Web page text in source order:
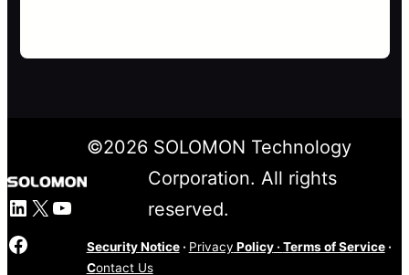
LinkedIn
X YouTube
©2026SOLOMON Technology
Corporation. All rights
reserved.
Security Notice· Privacy Policy· Terms of Service·
Contact Us